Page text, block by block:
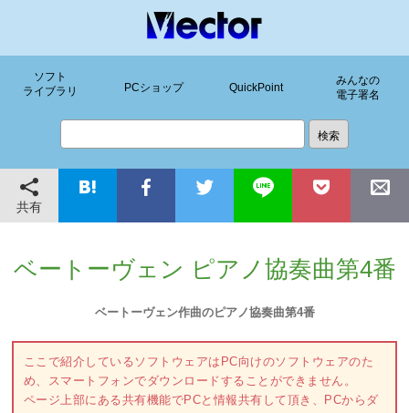
ソフト
ライブラリ
PCショップ QuickPoint
みんなの
電子署名
共有
ベートーヴェン ピアノ協奏曲第4番
ベートーヴェン作曲のピアノ協奏曲第4番
ここで紹介しているソフトウェアはPC向けのソフトウェアのた
め、スマートフォンでダウンロードすることができません。
ページ上部にある共有機能でPCと情報共有して頂き、PCからダ